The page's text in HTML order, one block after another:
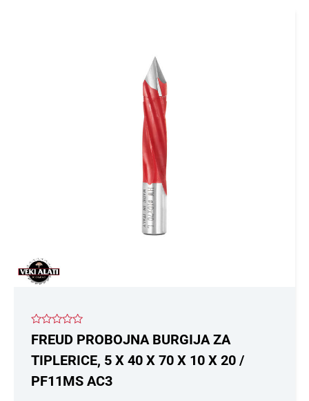
Ocenjeno
sa
FREUD PROBOJNA BURGIJA ZA
TIPLERICE, 5 X 40 X 70 X 10 X 20 /
PF11MS AC3